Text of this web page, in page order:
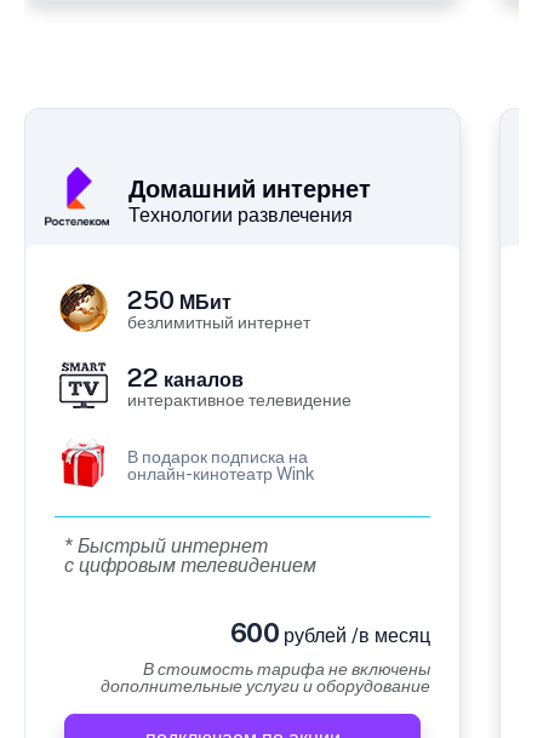
Домашний интернет
Технологии развлечения
250 МБит
безлимитный интернет
22 каналов
интерактивное телевидение
В подарок подписка на
онлайн-кинотеатр Wink
* Быстрый интернет
с цифровым телевидением
600 рублей /в месяц
В стоимость тарифа не включены
дополнительные услуги и оборудование